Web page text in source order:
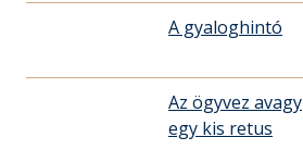
A gyaloghintó
Az ögyvez avagy
egy kis retus